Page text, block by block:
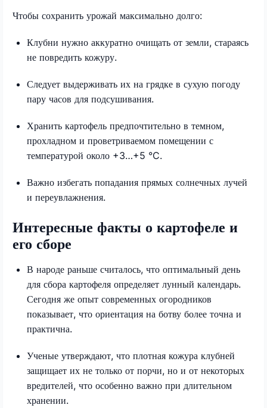
Чтобы сохранить урожай максимально долго:
Клубни нужно аккуратно очищать от земли, стараясь
не повредить кожуру.
Следует выдерживать их на грядке в сухую погоду
пару часов для подсушивания.
Хранить картофель предпочтительно в темном,
прохладном и проветриваемом помещении с
температурой около +3…+5 °C.
Важно избегать попадания прямых солнечных лучей
и переувлажнения.
Интересные факты о картофеле и
его сборе
В народе раньше считалось, что оптимальный день
для сбора картофеля определяет лунный календарь.
Сегодня же опыт современных огородников
показывает, что ориентация на ботву более точна и
практична.
Ученые утверждают, что плотная кожура клубней
защищает их не только от порчи, но и от некоторых
вредителей, что особенно важно при длительном
хранении.